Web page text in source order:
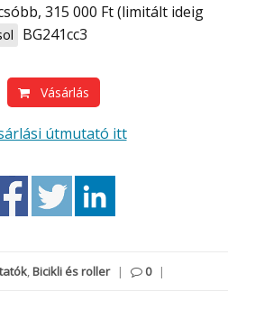
315 000 Ft (limitált ideig
BG241cc3
Vásárlás
útmutató itt
,Bicikli és roller | 0 |